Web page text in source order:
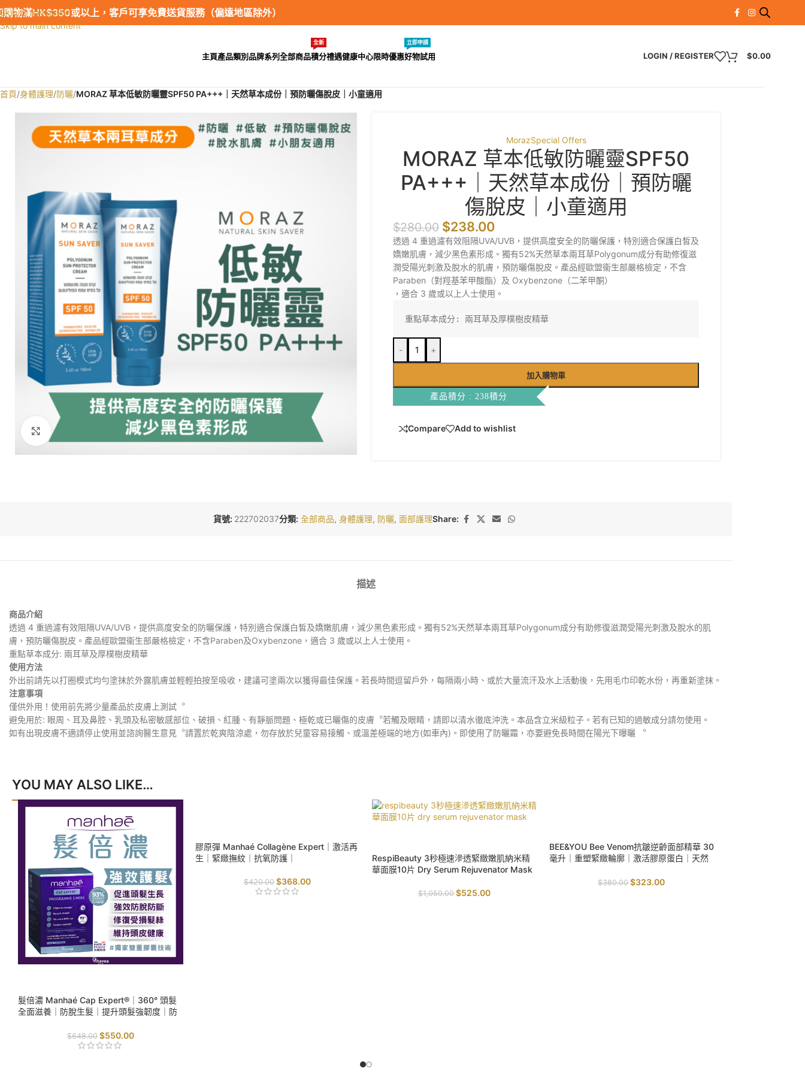
Skip to navigation
Skip to main content
購物滿HK$350或以上，客戶可享免費送貨服務（偏遠地區除外）
主頁產品類別品牌系列全部商品積分禮遇
全新
健康中心限時優惠好物試用
立即申請
LOGIN / REGISTER $0.00
首頁/身體護理/防曬/MORAZ 草本低敏防曬靈SPF50 PA+++｜天然草本成份｜預防曬傷脫皮｜小童適用
SALE
Click to enlarge
MorazSpecial Offers
MORAZ 草本低敏防曬靈SPF50
PA+++｜天然草本成份｜預防曬
傷脫皮｜小童適用
$280.00 $238.00
透過 4 重過濾有效阻隔UVA/UVB，提供高度安全的防曬保護， 特別適合保護白皙及
嬌嫩肌膚，減少黑色素形成。獨有52%天然草本兩耳草Polygonum成分有助修復滋
潤受陽光刺激及脫水的肌膚，預防曬傷脫皮。產品經歐盟衞生部嚴格檢定，不含
Paraben（對羥基苯甲酸酯）及 Oxybenzone（二苯甲酮）
，適合 3 歲或以上人士使用。
重點草本成分: 兩耳草及厚樸樹皮精華
- +
加入購物車
產品積分 : 238積分
Compare Add to wishlist
貨號: 222702037分類: 全部商品, 身體護理, 防曬, 面部護理Share:
描述
商品介紹
透過 4 重過濾有效阻隔UVA/UVB，提供高度安全的防曬保護， 特別適合保護白皙及嬌嫩肌膚，減少黑色素形成。獨有52%天然草本兩耳草Polygonum成分有助修復滋潤受陽光刺激及脫水的肌
膚，預防曬傷脫皮。產品經歐盟衞生部嚴格檢定， 不含Paraben及Oxybenzone，適合 3 歲或以上人士使用。
重點草本成分: 兩耳草及厚樸樹皮精華
使用方法
外出前請先以打圈模式均勻塗抹於外露肌膚並輕輕拍按至吸收，建議可塗兩次以獲得最佳保護。若長時間逗留戶外，每隔兩小時、或於大量流汗及水上活動後，先用毛巾印乾水份，再重新塗抹。
注意事項
僅供外用！使用前先將少量產品於皮膚上測試︒
避免用於: 眼周、耳及鼻腔、乳頭及私密敏感部位、破損、紅腫、有靜脈問題、極乾或已曬傷的皮膚︒若觸及眼睛，請即以清水徹底沖洗。本品含立米級粒子。若有已知的過敏成分請勿使用。
如有出現皮膚不適請停止使用並諮詢醫生意見︒請置於乾爽陰涼處，勿存放於兒童容易接觸、或溫差極端的地方(如車內)。即使用了防曬霜，亦要避免長時間在陽光下曝曬 ︒
YOU MAY ALSO LIKE…
髮倍濃 Manhaé Cap Expert®｜360° 頭髮
全面滋養｜防脫生髮｜提升頭髮強韌度｜防
$648.00 $550.00
膠原彈 Manhaé Collagène Expert｜激活再
生｜緊緻撫紋｜抗氧防護｜
$420.00 $368.00
RespiBeauty 3秒極速滲透緊緻嫩肌納米精
華面膜10片 Dry Serum Rejuvenator Mask
$1,050.00 $525.00
BEE&YOU Bee Venom抗皺逆齡面部精華 30
毫升｜重塑緊緻輪廓｜激活膠原蛋白｜天然
$380.00 $323.00